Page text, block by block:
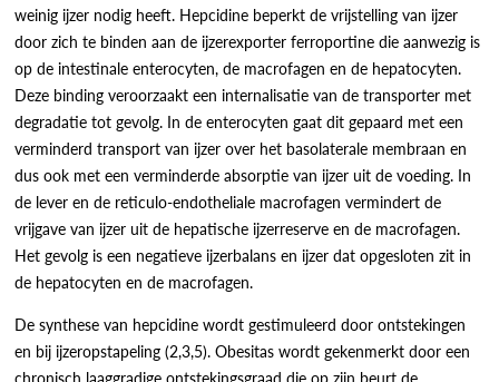
weinig ijzer nodig heeft. Hepcidine beperkt de vrijstelling van ijzer
door zich te binden aan de ijzerexporter ferroportine die aanwezig is
op de intestinale enterocyten, de macrofagen en de hepatocyten.
Deze binding veroorzaakt een internalisatie van de transporter met
degradatie tot gevolg. In de enterocyten gaat dit gepaard met een
verminderd transport van ijzer over het basolaterale membraan en
dus ook met een verminderde absorptie van ijzer uit de voeding. In
de lever en de reticulo-endotheliale macrofagen vermindert de
vrijgave van ijzer uit de hepatische ijzerreserve en de macrofagen.
Het gevolg is een negatieve ijzerbalans en ijzer dat opgesloten zit in
de hepatocyten en de macrofagen.
De synthese van hepcidine wordt gestimuleerd door ontstekingen
en bij ijzeropstapeling (2,3,5). Obesitas wordt gekenmerkt door een